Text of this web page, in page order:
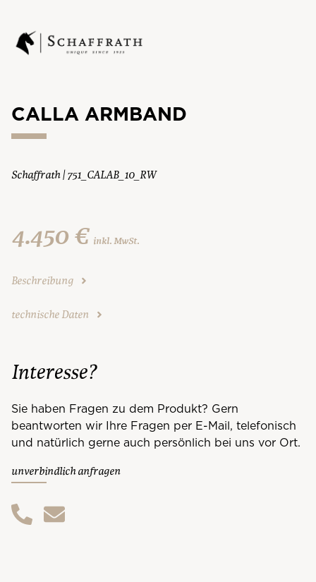
CALLA ARMBAND
Schaffrath | 751_CALAB_10_RW
4.450 € inkl. MwSt.
Beschreibung
technische Daten
Interesse?
Sie haben Fragen zu dem Produkt? Gern
beantworten wir Ihre Fragen per E-Mail, telefonisch
und natürlich gerne auch persönlich bei uns vor Ort.
unverbindlich anfragen